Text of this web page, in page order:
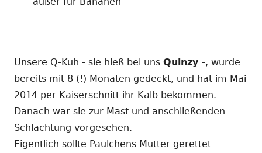
Unsere Q-Kuh - sie hieß bei uns Quinzy -, wurde
bereits mit 8 (!) Monaten gedeckt, und hat im Mai
2014 per Kaiserschnitt ihr Kalb bekommen.
Danach war sie zur Mast und anschließenden
Schlachtung vorgesehen.
Eigentlich sollte Paulchens Mutter gerettet